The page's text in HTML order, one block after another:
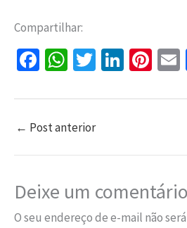
Compartilhar:
Fa
b
o
o
W
at
sA
p
T
tt
er
Li
ke
n
Pi
er
t
← Post anterior
Deixe um comentário
O seu endereço de e-mail não